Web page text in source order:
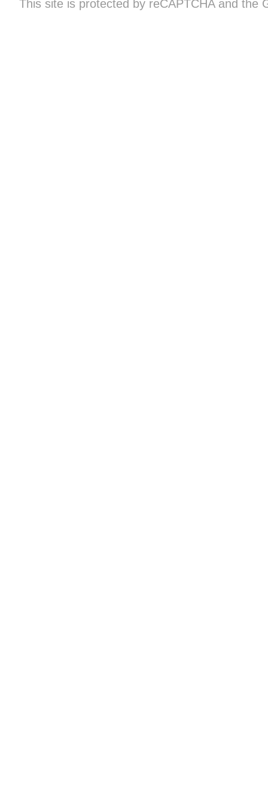
This site is protected by reCAPTCHA and the